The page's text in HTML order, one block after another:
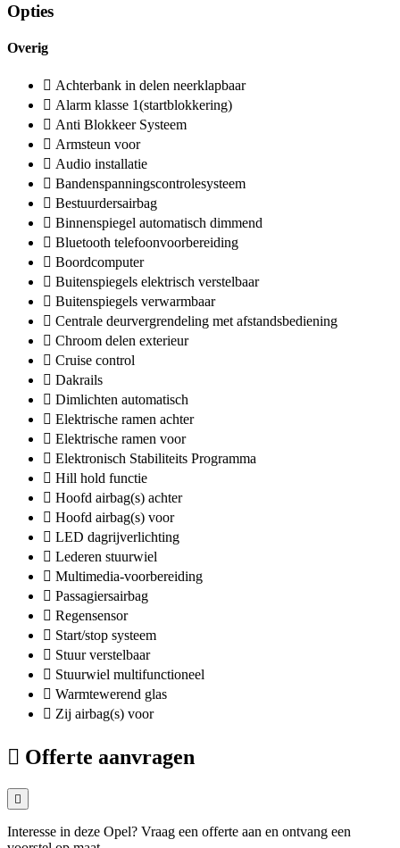
Opties
Overig
Achterbank in delen neerklapbaar
Alarm klasse 1(startblokkering)
Anti Blokkeer Systeem
Armsteun voor
Audio installatie
Bandenspanningscontrolesysteem
Bestuurdersairbag
Binnenspiegel automatisch dimmend
Bluetooth telefoonvoorbereiding
Boordcomputer
Buitenspiegels elektrisch verstelbaar
Buitenspiegels verwarmbaar
Centrale deurvergrendeling met afstandsbediening
Chroom delen exterieur
Cruise control
Dakrails
Dimlichten automatisch
Elektrische ramen achter
Elektrische ramen voor
Elektronisch Stabiliteits Programma
Hill hold functie
Hoofd airbag(s) achter
Hoofd airbag(s) voor
LED dagrijverlichting
Lederen stuurwiel
Multimedia-voorbereiding
Passagiersairbag
Regensensor
Start/stop systeem
Stuur verstelbaar
Stuurwiel multifunctioneel
Warmtewerend glas
Zij airbag(s) voor
Offerte aanvragen
Interesse in deze Opel? Vraag een offerte aan en ontvang een